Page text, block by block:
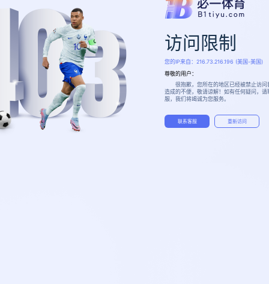
访问限制
您的IP来自： 216.73.216.196 (美国-美国)
尊敬的用户：
很抱歉，您所在的地区已经被禁止访问
造成的不便，敬请谅解！如有任何疑问，
服，我们将竭诚为您服务。
联系客服 重新访问